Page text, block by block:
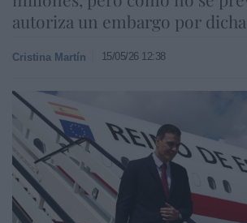
autoriza un embargo por
Cristina Martín 15/05/26 12:38